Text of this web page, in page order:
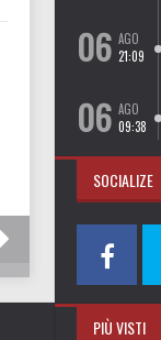
06 AGO
21:09
06 AGO
09:38
SOCIALIZE
PIÙ VISTI